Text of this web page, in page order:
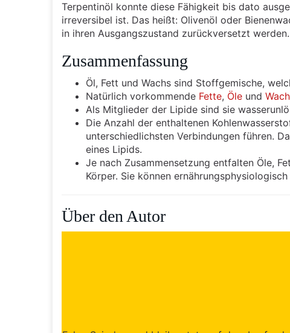
Terpentinöl konnte diese Fähigkeit bis dato
irreversibel ist. Das heißt: Olivenöl oder
in ihren Ausgangszustand zurückversetzt werden.
Zusammenfassung
Öl, Fett und Wachs sind Stoffgemische,
Natürlich vorkommende Fette, Öle und
Als Mitglieder der Lipide sind sie
Die Anzahl der enthaltenen
unterschiedlichsten Verbindungen führen.
eines Lipids.
Je nach Zusammensetzung entfalten Öle,
Körper. Sie können
Über den Autor